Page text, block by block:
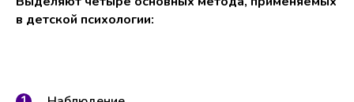
в детской психологии: